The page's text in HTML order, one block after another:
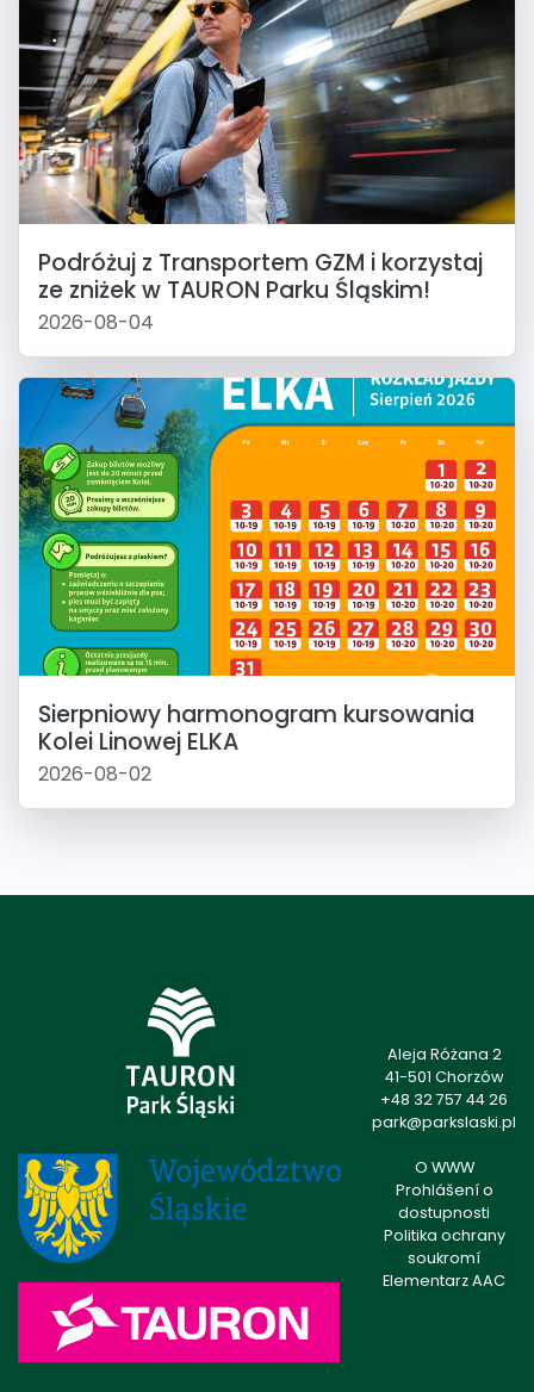
Podróżuj z Transportem GZM i korzystaj
ze zniżek w TAURON Parku Śląskim!
2026-08-04
Sierpniowy harmonogram kursowania
Kolei Linowej ELKA
2026-08-02
Aleja Różana 2
41-501 Chorzów
+48 32 757 44 26
park@parkslaski.pl
O WWW
Prohlášení o
dostupnosti
Politika ochrany
soukromí
Elementarz AAC